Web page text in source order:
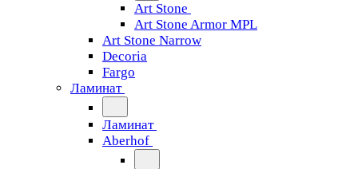
Art Stone
Art Stone Armor MPL
Art Stone Narrow
Decoria
Fargo
Ламинат
Ламинат
Aberhof